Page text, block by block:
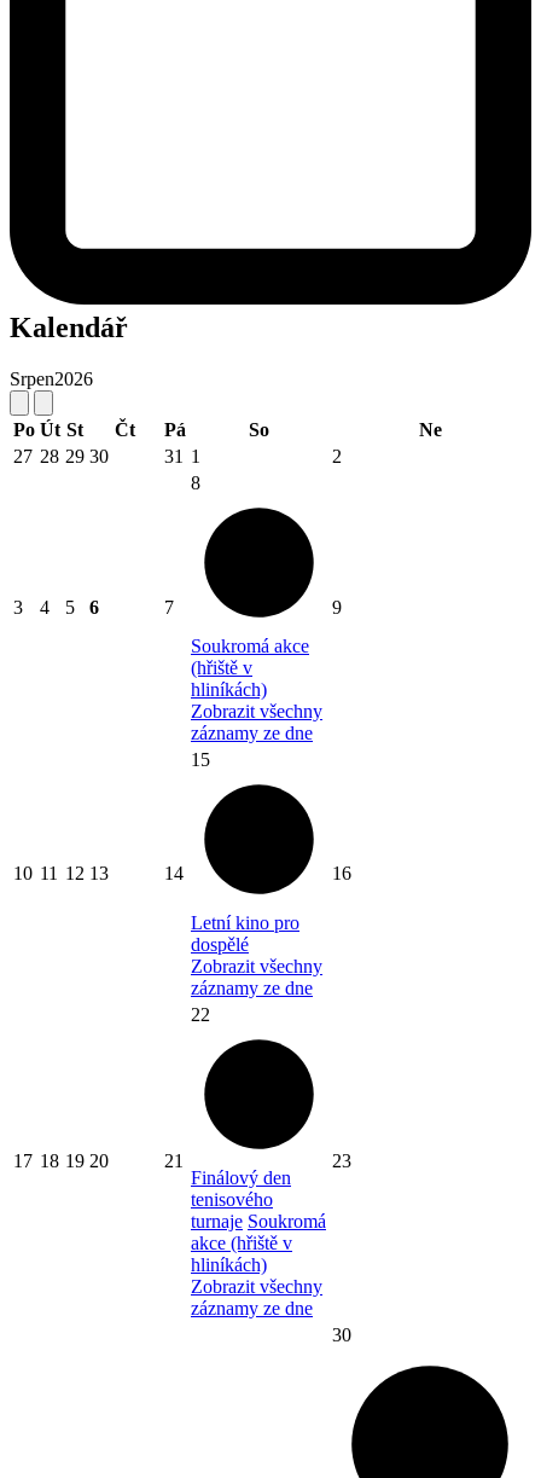
Kalendář
Srpen2026
Po Út St Čt Pá So
Ne
27 28 29 30 31 1 2
3 4 5 6 7
8
Soukromá akce
(hřiště v
hliníkách)
Zobrazit všechny
záznamy ze dne
9
10 11 12 13 14
15
Letní kino pro
dospělé
Zobrazit všechny
záznamy ze dne
16
17 18 19 20 21
22
Finálový den
tenisového
turnaje Soukromá
akce (hřiště v
hliníkách)
Zobrazit všechny
záznamy ze dne
23
30